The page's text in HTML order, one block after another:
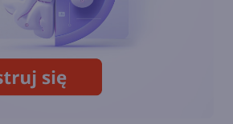
Bing ma już 140 mln
użytkowników dziennie.
Mocny wzrost od zeszłego
roku